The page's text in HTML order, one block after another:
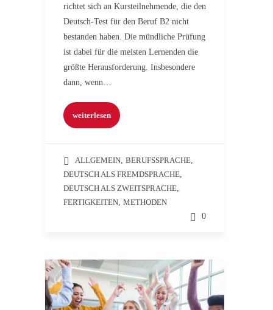
richtet sich an Kursteilnehmende, die den
Deutsch-Test für den Beruf B2 nicht
bestanden haben. Die mündliche Prüfung
ist dabei für die meisten Lernenden die
größte Herausforderung. Insbesondere
dann, wenn…
weiterlesen
ALLGEMEIN, BERUFSSPRACHE,
DEUTSCH ALS FREMDSPRACHE,
DEUTSCH ALS ZWEITSPRACHE,
FERTIGKEITEN, METHODEN
0